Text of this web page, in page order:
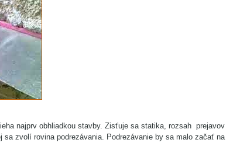
najprv obhliadkou stavby. Zisťuje sa statika, rozsah prejavov
sa zvolí rovina podrezávania. Podrezávanie by sa malo začať na